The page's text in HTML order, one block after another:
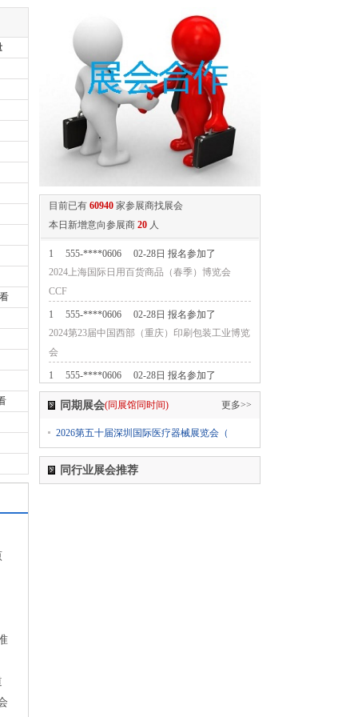
目前已有 60940 家参展商找展会
本日新增意向参展商 20 人
1 555-****0606
02-28日 报名参加了
2024上海国际日用百货商品（春季）博览会
CCF
1 555-****0606
02-28日 报名参加了
2024第23届中国西部（重庆）印刷包装工业博览
会
1 555-****0606
02-28日 报名参加了
2024第七届中国无人零售大会
2024中国国际纺织面料及辅料（春夏）博览会
1 555-****0606
02-28日 报名参加了
2024上海国际日用百货商品（春季）博览会
同期展会(同展馆同时间) 更多>>
2026第五十届深圳国际医疗器械展览会（
同行业展会推荐